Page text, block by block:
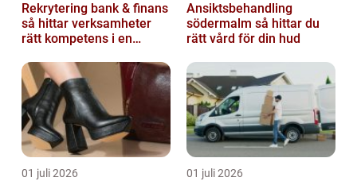
Rekrytering bank & finans
så hittar verksamheter
rätt kompetens i en
Ansiktsbehandling
södermalm så hittar du
rätt vård för din hud
01 juli 2026 01 juli 2026